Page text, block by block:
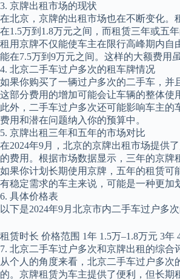
3. 京牌出租市场的现状
在北京，京牌的出租市场也在不断变化
在1.5万到1.8万元之间，而租赁三年或五年
租用京牌不仅能使车主在限行高峰期内自
能在7.5万到9万元之间。这样的大额费用
4. 北京二手车过户多次的租车牌情况
如果你购买了一辆过户多次的二手车，并
这部分费用的增加可能会让车辆的整体使
此外，二手车过户多次还可能影响车主
费用和潜在问题纳入你的预算中。
5. 京牌出租三年和五年的市场对比
在2024年9月，北京的京牌出租市场提供
的费用。根据市场数据显示，三年的京牌
如果你计划长期使用京牌，五年的租赁
有稳定需求的车主来说，可能是一种更加
6. 具体价格表
以下是2024年9月北京市内二手车过户多
租赁时长 价格范围 1年 1.5万–1.8万元 3年
7. 北京二手车过户多次和京牌出租的综合
从个人的角度来看，北京二手车过户多
的。京牌租赁为车主提供了便利，但长期